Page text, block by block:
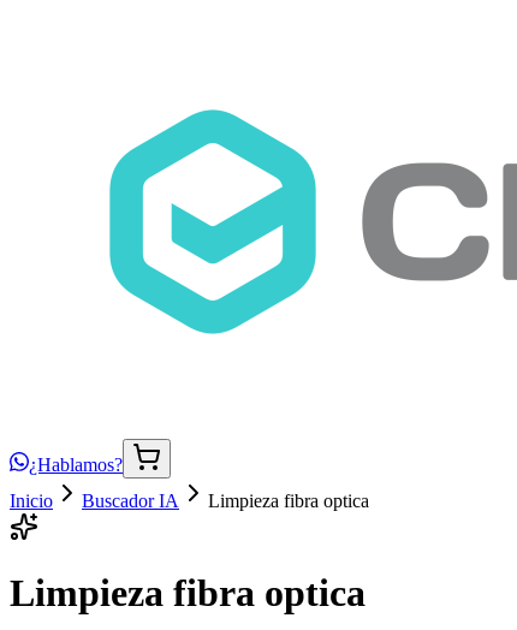
¿Hablamos?
Inicio
Buscador IA Limpieza fibra optica
Limpieza fibra optica